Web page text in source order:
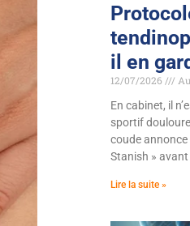
il en
12/07/2026
En cabinet, il
sportif
coude annonce
Stanish » avant
Lire la suite »